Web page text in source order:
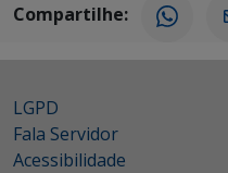
Compartilhe:
LGPD
Fala Servidor
Acessibilidade